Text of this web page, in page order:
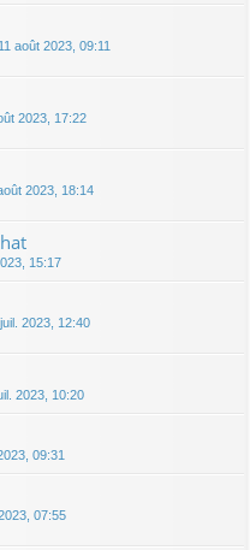
11 août 2023, 09:11
2023, 17:22
2023, 18:14
15:17
2023, 12:40
2023, 10:20
09:31
07:55